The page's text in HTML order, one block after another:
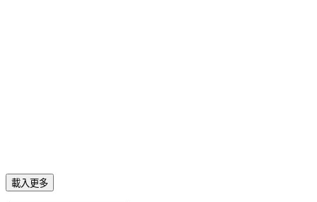
載入更多